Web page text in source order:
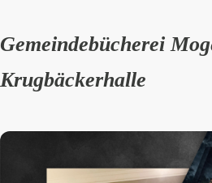
Gemeindebücherei
Krugbäckerhalle